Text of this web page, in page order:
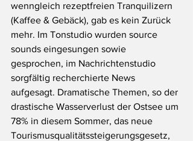
wenngleich rezeptfreien Tranquilizern
(Kaffee & Gebäck), gab es kein Zurück
mehr. Im Tonstudio wurden source
sounds eingesungen sowie
gesprochen, im Nachrichtenstudio
sorgfältig recherchierte News
aufgesagt. Dramatische Themen, so der
drastische Wasserverlust der Ostsee um
78% in diesem Sommer, das neue
Tourismusqualitätssteigerungsgesetz,